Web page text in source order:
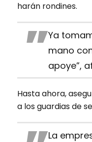
harán rondines.
Ya
mano
apoye”,
Hasta ahora,
a los guardias de
La